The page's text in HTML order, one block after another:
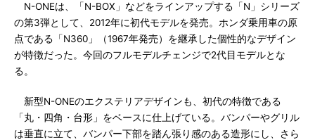
N-ONEは、「N-BOX」などをラインアップする「N」シリーズ
の第3弾として、2012年に初代モデルを発売。ホンダ乗用車の原
点である「N360」（1967年発売）を継承した個性的なデザイン
が特徴だった。今回のフルモデルチェンジで2代目モデルとな
る。
新型N-ONEのエクステリアデザインも、初代の特徴である
「丸・四角・台形」をベースに仕上げている。バンパーやグリル
は垂直に立て、バンパー下部を踏ん張り感のある造形にし、さら